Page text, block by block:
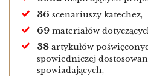
36 scenariuszy katechez,
69 materiałów
38 artykułów
spowiedniczej
spowiadających,